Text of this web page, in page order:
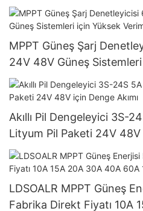
MPPT Güneş Şarj
24V 48V Güneş
Güç Yönetimi
Akıllı Pil Dengeleyici 3S-
Lityum Pil Paketi 24V 48V
LDSOALR MPPT Güneş
Fabrika Direkt Fiyatı 10A